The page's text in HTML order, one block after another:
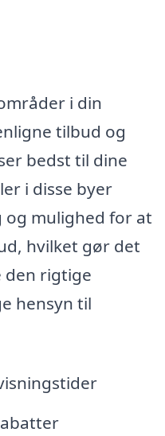
i din
tilbud og
bedst til dine
i disse byer
mulighed for at
hvilket gør det
rigtige
hensyn til